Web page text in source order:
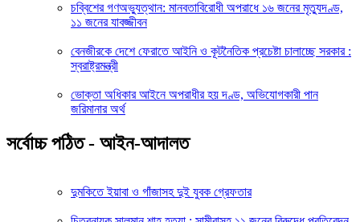
চব্বিশের গণঅভ্যুত্থান: মানবতাবিরোধী অপরাধে ১৬ জনের মৃত্যুদণ্ড,
১১ জনের যাবজ্জীবন
বেনজীরকে দেশে ফেরাতে আইনি ও কূটনৈতিক প্রচেষ্টা চালাচ্ছে সরকার :
স্বরাষ্ট্রমন্ত্রী
ভোক্তা অধিকার আইনে অপরাধীর হয় দণ্ড, অভিযোগকারী পান
জরিমানার অর্থ
সর্বোচ্চ পঠিত - আইন-আদালত
দুমকিতে ইয়াবা ও গাঁজাসহ দুই যুবক গ্রেফতার